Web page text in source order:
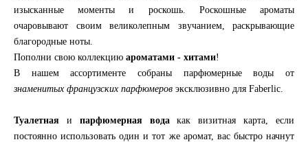
изысканные моменты и роскошь. Роскошные ароматы
очаровывают своим великолепным звучанием, раскрывающие
благородные ноты.
Пополни свою коллекцию ароматами - хитами!
В нашем ассортименте собраны парфюмерные воды от
знаменитых французских парфюмеров эксклюзивно для Faberlic.
Туалетная и парфюмерная водакак визитная карта, если
постоянно использовать один и тот же аромат, вас быстро начнут